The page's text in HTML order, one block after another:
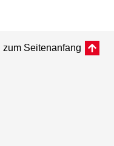
zum Seitenanfang